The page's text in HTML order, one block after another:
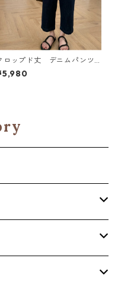
ロップド丈 デニムパンツ
PA085